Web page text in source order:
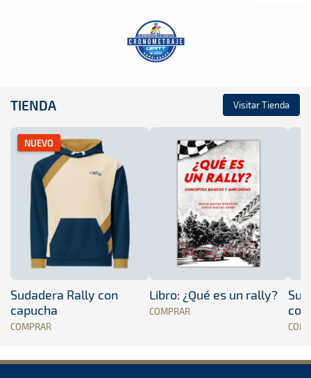
TIENDA Visitar Tienda
NUEVO
Sudadera Rally con
capucha
COMPRAR
Libro: ¿Qué es un rally?
COMPRAR